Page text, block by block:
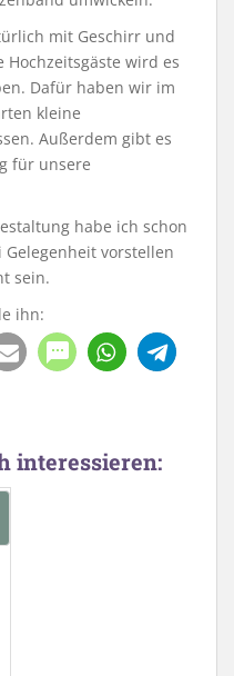
mit Geschirr und
Hochzeitsgäste wird es
Dafür haben wir im
kleine
Außerdem gibt es
für unsere
habe ich schon
vorstellen
sein.
ihn:
interessieren: